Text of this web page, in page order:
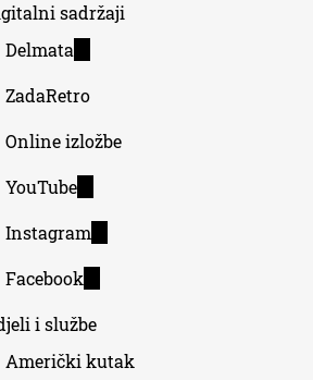
sadržaji
Delmata
external)
ZadaRetro
Online izložbe
YouTube(link
external)
Instagram(link
external)
Facebook
external)
i službe
Američki kutak